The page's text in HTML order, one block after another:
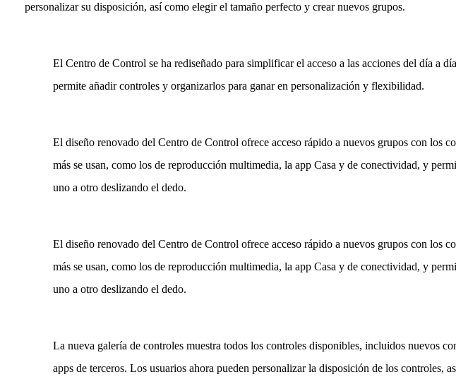
personalizar su disposición, así como elegir el tamaño perfecto y crear nuevos grupos.
El Centro de Control se ha rediseñado para simplificar el acceso a las acciones del día a
permite añadir controles y organizarlos para ganar en personalización y flexibilidad.
El diseño renovado del Centro de Control ofrece acceso rápido a nuevos grupos con los
más se usan, como los de reproducción multimedia, la app Casa y de conectividad, y
uno a otro deslizando el dedo.
El diseño renovado del Centro de Control ofrece acceso rápido a nuevos grupos con los
más se usan, como los de reproducción multimedia, la app Casa y de conectividad, y
uno a otro deslizando el dedo.
La nueva galería de controles muestra todos los controles disponibles, incluidos nuevos
apps de terceros. Los usuarios ahora pueden personalizar la disposición de los controles,